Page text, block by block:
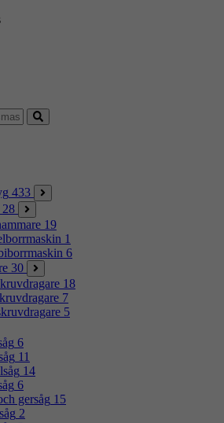
433
28
19
1
6
30
18
7
5
6
11
14
6
gersåg 15
2